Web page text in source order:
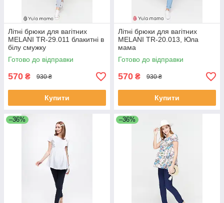
Літні брюки для вагітних
MELANI TR-29.011 блакитні в
білу смужку
Готово до відправки
570 ₴ 930 ₴
Купити
Літні брюки для вагітних
MELANI TR-20.013, Юла
мама
Готово до відправки
570 ₴ 930 ₴
Купити
–36% –36%